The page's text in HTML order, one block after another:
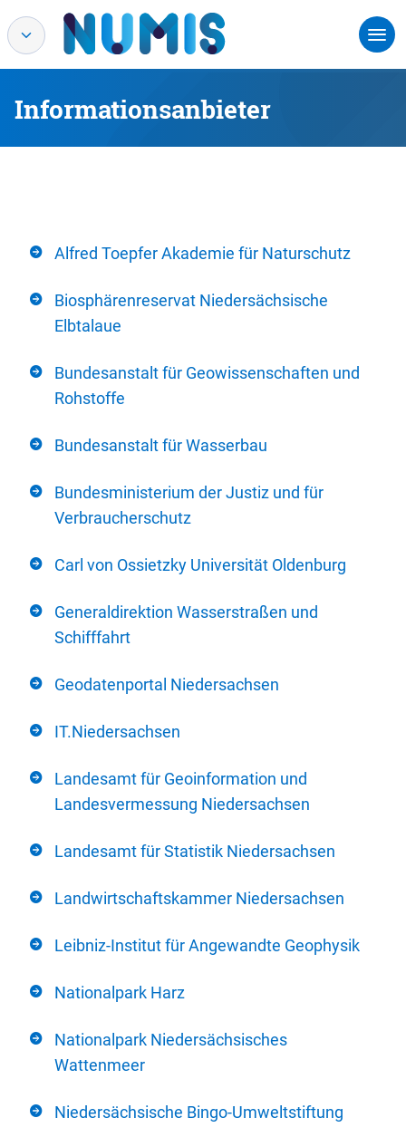
Informationsanbieter
Alfred Toepfer Akademie für Naturschutz
Biosphärenreservat Niedersächsische
Elbtalaue
Bundesanstalt für Geowissenschaften und
Rohstoffe
Bundesanstalt für Wasserbau
Bundesministerium der Justiz und für
Verbraucherschutz
Carl von Ossietzky Universität Oldenburg
Generaldirektion Wasserstraßen und
Schifffahrt
Geodatenportal Niedersachsen
IT.Niedersachsen
Landesamt für Geoinformation und
Landesvermessung Niedersachsen
Landesamt für Statistik Niedersachsen
Landwirtschaftskammer Niedersachsen
Leibniz-Institut für Angewandte Geophysik
Nationalpark Harz
Nationalpark Niedersächsisches
Wattenmeer
Niedersächsische Bingo-Umweltstiftung